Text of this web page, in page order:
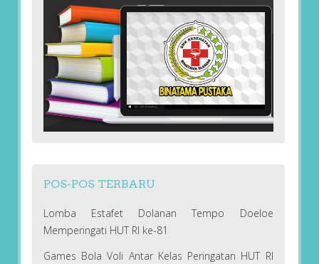
POS-POS TERBARU
Lomba Estafet Dolanan Tempo Doeloe
Memperingati HUT RI ke-81
Games Bola Voli Antar Kelas Peringatan HUT RI